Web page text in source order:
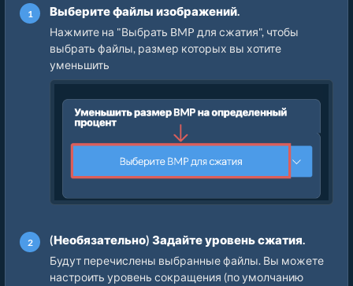
Выберите файлы изображений.
Нажмите на "Выбрать BMP для сжатия", чтобы
выбрать файлы, размер которых вы хотите
уменьшить
(Необязательно) Задайте уровень сжатия.
Будут перечислены выбранные файлы. Вы можете
настроить уровень сокращения (по умолчанию